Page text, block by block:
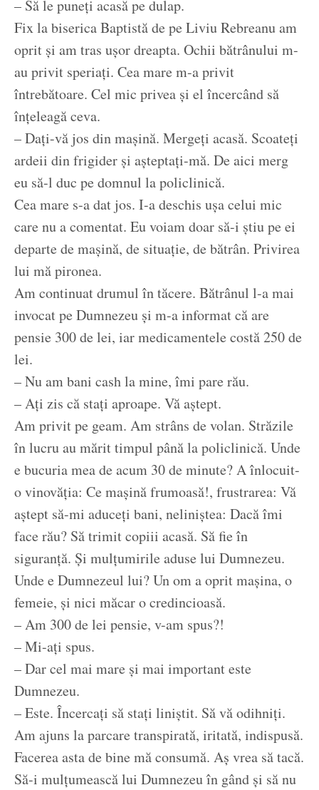
– Să le puneți acasă pe dulap.
Fix la biserica Baptistă de pe Liviu Rebreanu am
oprit și am tras ușor dreapta. Ochii bătrânului m-
au privit speriați. Cea mare m-a privit
întrebătoare. Cel mic privea și el încercând să
înțeleagă ceva.
– Dați-vă jos din mașină. Mergeți acasă. Scoateți
ardeii din frigider și așteptați-mă. De aici merg
eu să-l duc pe domnul la policlinică.
Cea mare s-a dat jos. I-a deschis ușa celui mic
care nu a comentat. Eu voiam doar să-i știu pe ei
departe de mașină, de situație, de bătrân. Privirea
lui mă pironea.
Am continuat drumul în tăcere. Bătrânul l-a mai
invocat pe Dumnezeu și m-a informat că are
pensie 300 de lei, iar medicamentele costă 250 de
lei.
– Nu am bani cash la mine, îmi pare rău.
– Ați zis că stați aproape. Vă aștept.
Am privit pe geam. Am strâns de volan. Străzile
în lucru au mărit timpul până la policlinică. Unde
e bucuria mea de acum 30 de minute? A înlocuit-
o vinovăția: Ce mașină frumoasă!, frustrarea: Vă
aștept să-mi aduceți bani, neliniștea: Dacă îmi
face rău? Să trimit copiii acasă. Să fie în
siguranță. Și mulțumirile aduse lui Dumnezeu.
Unde e Dumnezeul lui? Un om a oprit mașina, o
femeie, și nici măcar o credincioasă.
– Am 300 de lei pensie, v-am spus?!
– Mi-ați spus.
– Dar cel mai mare și mai important este
Dumnezeu.
– Este. Încercați să stați liniștit. Să vă odihniți.
Am ajuns la parcare transpirată, iritată, indispusă.
Facerea asta de bine mă consumă. Aș vrea să tacă.
Să-i mulțumească lui Dumnezeu în gând și să nu